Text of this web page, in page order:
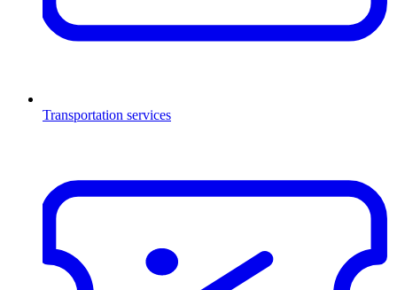
Transportation services